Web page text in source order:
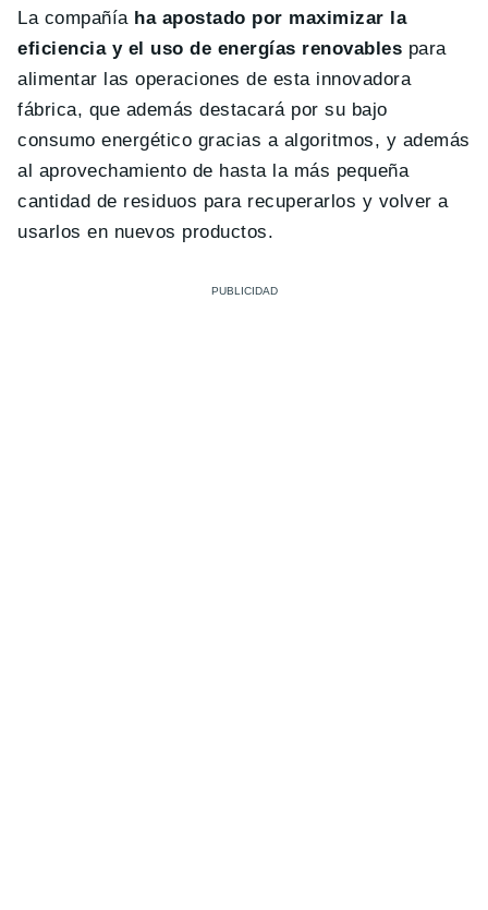
La compañíaha apostado por maximizar la
eficiencia y el uso de energías renovables para
alimentar las operaciones de esta innovadora
fábrica, que además destacará por su bajo
consumo energético gracias a algoritmos, y además
al aprovechamiento de hasta la más pequeña
cantidad de residuos para recuperarlos y volver a
usarlos en nuevos productos.